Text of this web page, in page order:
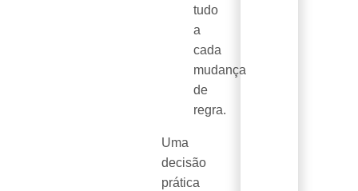
tudo
a
cada
mudança
de
regra.
Uma
decisão
prática